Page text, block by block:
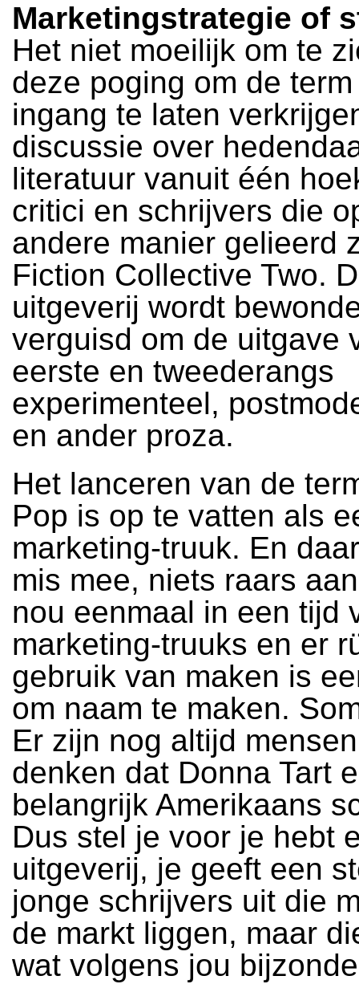
Marketingstrategie of
Het niet moeilijk om te
deze poging om de
ingang te laten
discussie over
literatuur vanuit één
critici en schrijvers die
andere manier gelieerd
Fiction Collective Two.
uitgeverij wordt
verguisd om de uitgave
eerste en tweederangs
experimenteel,
en ander proza.
Het lanceren van de
Pop is op te vatten als
marketing-truuk. En
mis mee, niets raars
nou eenmaal in een tijd
marketing-truuks en er
gebruik van maken is
om naam te maken.
Er zijn nog altijd
denken dat Donna Tart
belangrijk Amerikaans
Dus stel je voor je hebt
uitgeverij, je geeft een
jonge schrijvers uit die
de markt liggen, maar
wat volgens jou